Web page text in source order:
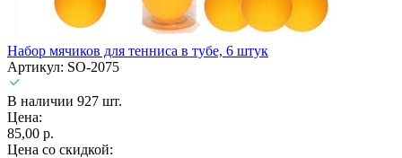
Набор мячиков для тенниса в тубе, 6 штук
Артикул: SO-2075
В наличии 927 шт.
Цена:
85,00 р.
Цена со скидкой: